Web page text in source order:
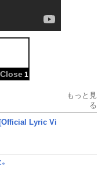
Close 1
もっと見
る
Lyric Vi